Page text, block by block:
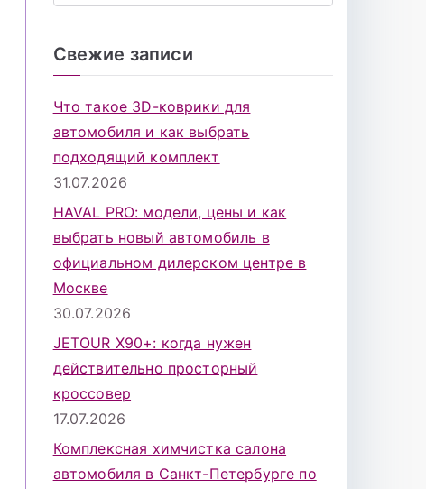
Свежие записи
Что такое 3D-коврики для
автомобиля и как выбрать
подходящий комплект
31.07.2026
HAVAL PRO: модели, цены и как
выбрать новый автомобиль в
официальном дилерском центре в
Москве
30.07.2026
JETOUR X90+: когда нужен
действительно просторный
кроссовер
17.07.2026
Комплексная химчистка салона
автомобиля в Санкт-Петербурге по